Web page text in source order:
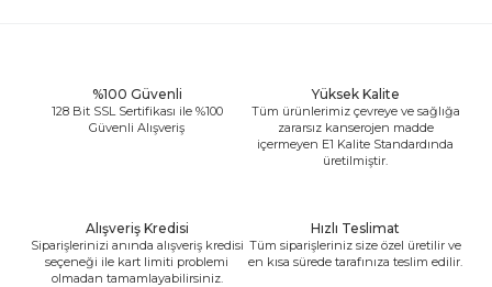
%100 Güvenli
128 Bit SSL Sertifikası ile %100
Güvenli Alışveriş
Yüksek Kalite
Tüm ürünlerimiz çevreye ve sağlığa
zararsız kanserojen madde
içermeyen E1 Kalite Standardında
üretilmiştir.
Alışveriş Kredisi
Siparişlerinizi anında alışveriş kredisi
seçeneği ile kart limiti problemi
olmadan tamamlayabilirsiniz.
Hızlı Teslimat
Tüm siparişleriniz size özel üretilir ve
en kısa sürede tarafınıza teslim edilir.